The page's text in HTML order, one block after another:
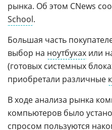
рынка. Об этом CNews
School.
Большая часть
выбор на ноутбуках или
(готовых системных
приобретали различные
В ходе анализа рынка
компьютеров было
спросом пользуются